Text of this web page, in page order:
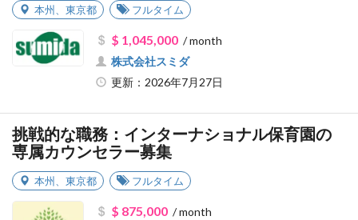
本州 東京都 フルタイム
$ 1,045,000/ month
株式会社スミダ
更新：2026年7月27日
挑戦的な職務：インターナショナル保育園の
専属カウンセラー募集
本州 東京都 フルタイム
$ 875,000/ month